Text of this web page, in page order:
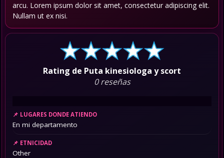
arcu. Lorem ipsum dolor sit amet, consectetur adipiscing elit.
Nullam ut ex nisi.
Rating de Puta kinesiologa y scort
0 reseñas
LUGARES DONDE ATIENDO
En mi departamento
ETNICIDAD
Other